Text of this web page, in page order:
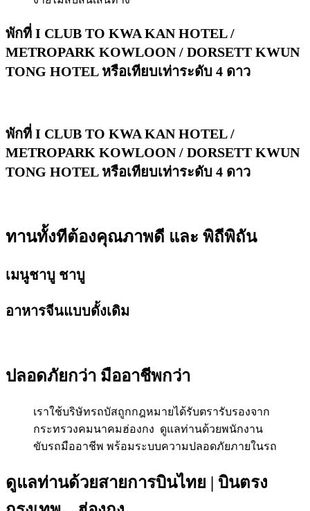
พักที่ I CLUB TO KWA KAN HOTEL /
METROPARK KOWLOON / DORSETT KWUN
TONG HOTEL หรือเทียบเท่าระดับ 4 ดาว
พักที่ I CLUB TO KWA KAN HOTEL /
METROPARK KOWLOON / DORSETT KWUN
TONG HOTEL หรือเทียบเท่าระดับ 4 ดาว
ทานทั้งทีต้องคุณภาพดี และ พิถีพิถัน
เมนูชาบู ชาบู
อาหารจีนแบบดั้งเดิม
ปลอดภัยกว่า มืออาชีพกว่า
เราใช้บริษัทรถบัสถูกกฎหมายได้รับตรารับรองจาก
กระทรวงคมนาคมฮ่องกง ดูแลท่านด้วยพนักงาน
ขับรถมืออาชีพ พร้อมระบบความปลอดภัยภายในรถ
ดูแลท่านด้วยสายการบินไทย | บินตรง